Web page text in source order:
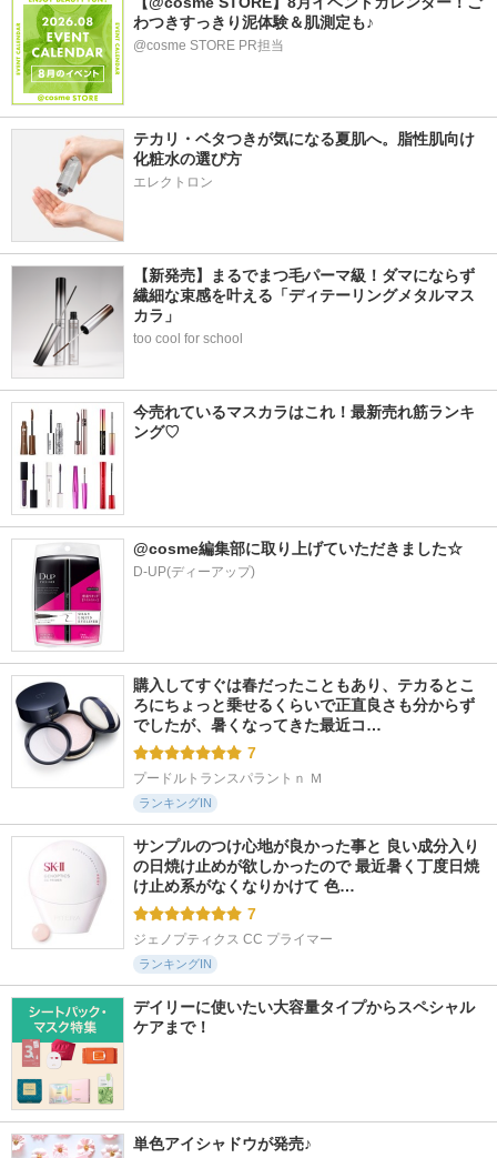
わつきすっきり泥体験＆肌測定も♪
@cosme STORE PR担当
テカリ・ベタつきが気になる夏肌へ。脂性肌向け
化粧水の選び方
エレクトロン
【新発売】まるでまつ毛パーマ級！ダマにならず
繊細な束感を叶える「ディテーリングメタルマス
カラ」
too cool for school
今売れているマスカラはこれ！最新売れ筋ランキ
ング♡
@cosme編集部に取り上げていただきました☆
D-UP(ディーアップ)
購入してすぐは春だったこともあり、テカるとこ
ろにちょっと乗せるくらいで正直良さも分からず
でしたが、暑くなってきた最近コ…
7
プードルトランスパラントｎ Ｍ
ランキングIN
サンプルのつけ心地が良かった事と 良い成分入り
の日焼け止めが欲しかったので 最近暑く丁度日焼
け止め系がなくなりかけて 色…
7
ジェノプティクス CC プライマー
ランキングIN
デイリーに使いたい大容量タイプからスペシャル
ケアまで！
単色アイシャドウが発売♪